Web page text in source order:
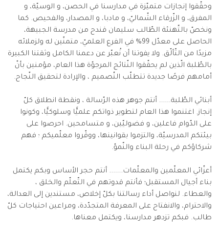
وحقّقوا إنجازات متميّزة في مدارسنا في الحصن، و الوسيّة، و
المفرق، و الزّرقاء الشّماليّ، و مادبا، و المصدار، والفحيص. كما
ونخصّ بالتّهنئة الطّالب سليمان قندح من مدرسة الجبيهة،
الحاصل على معدّل 99% في الفرع العلميّ، متمنّين له ولزملائه
مزيدًا من التّألّق. ولا يفوتنا أن نُعبّر عن دعمنا الكامل وثقتنا الكبيرة
بالطّلبة الّذين لم يحقّقوا النّتائج المرجوّة هذا العام، مؤمنين بأنّ
أمامهم فرصًا جديدة تتطلّب التّصميم ، والإرادة لتحقيق النّجاح.
أبنائي الطّلبة...... أنتم جوهر هذه الرّسالة ، ونقطة انطلاق كلّ
إنجاز. اغتنموا هذا العام لتطوير ذواتكم علميًّا وسلوكيًّا، وكونوا
على الدّوام فاعلين، و فضوليّين، و متسامحين. احرصوا على
بيئتكم المدرسيّة، والتزموا بقوانينها، ووقّروا معلّميكم ؛ فهم
شركاؤكم في رحلة البناء والنّموّ.
أعزّائي المعلّمين والمعلّمات....... أنتم حجر الأساس وبكم يكتمل
بناء أجيال المستقبل؛ فأنتم قدوتهم في التّعلّم والخلق ،
والعطاء. لنواصل أداء رسالتنا بكلّ إخلاص، مستندين إلى العدالة،
والاحترام، والانفتاح على المعرفة المتجدّدة، ومراعين احتياجات كلّ
طالب. فبكم تزدهر مدارسنا، ويكتمل معناها.